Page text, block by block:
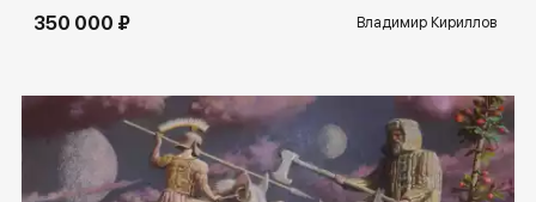
350 000 ₽ Владимир Кириллов